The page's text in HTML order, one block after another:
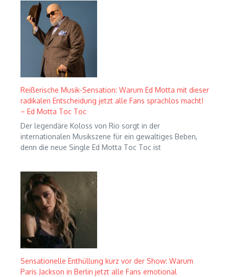
Reißerische Musik-Sensation: Warum Ed Motta mit dieser
radikalen Entscheidung jetzt alle Fans sprachlos macht!
– Ed Motta Toc Toc
Der legendäre Koloss von Rio sorgt in der
internationalen Musikszene für ein gewaltiges Beben,
denn die neue Single Ed Motta Toc Toc ist
Sensationelle Enthüllung kurz vor der Show: Warum
Paris Jackson in Berlin jetzt alle Fans emotional